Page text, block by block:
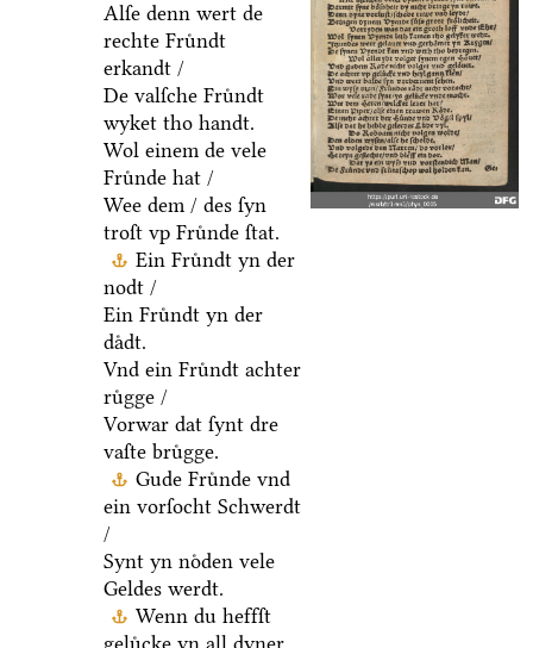
Alſe denn wert de
rechte Fruͤndt
erkandt /
De valſche Fruͤndt
wyket tho handt.
Wol einem de vele
Fruͤnde hat /
Wee dem / des ſyn
troſt vp Fruͤnde ſtat.
Ein Fruͤndt yn der
nodt /
Ein Fruͤndt yn der
daͤdt.
Vnd ein Fruͤndt achter
ruͤgge /
Vorwar dat ſynt dre
vaſte bruͤgge.
Gude Fruͤnde vnd
ein vorſocht Schwerdt
/
Synt yn noͤden vele
Geldes werdt.
Wenn du heffſt